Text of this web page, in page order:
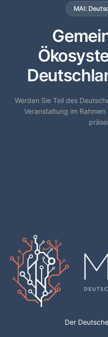
MAI:
Werden Sie Teil des
Veranstaltung im
Der